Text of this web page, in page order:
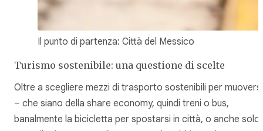
Il punto di partenza: Città del Messico
Turismo sostenibile: una questione di scelte
Oltre a scegliere mezzi di trasporto sostenibili per muoversi
– che siano della share economy, quindi treni o bus,
banalmente la bicicletta per spostarsi in città, o anche solo